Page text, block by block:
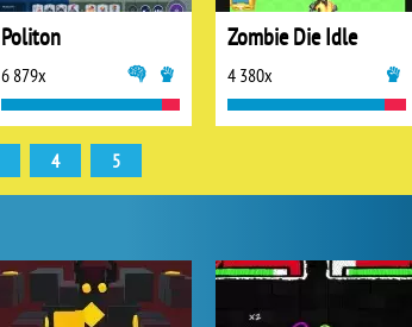
Politon
6 879x
Zombie Die Idle
4 380x
4 5
Zoo 2: Animal Park